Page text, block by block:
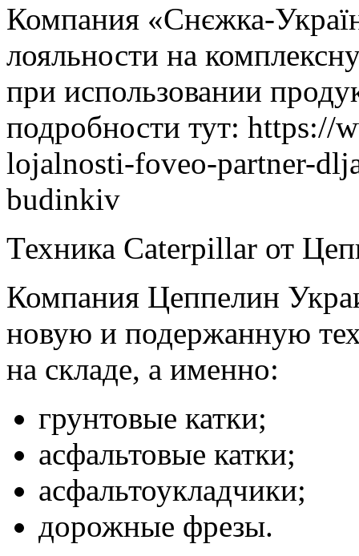
Компания «Снєжка-
лояльности на
при использовании
подробности тут: https://
lojalnosti-foveo-partner-
budinkiv
Техника Caterpillar от
Компания Цеппелин
новую и подержанную
на складе, а именно:
грунтовые катки;
асфальтовые катки;
асфальтоукладчики;
дорожные фрезы.